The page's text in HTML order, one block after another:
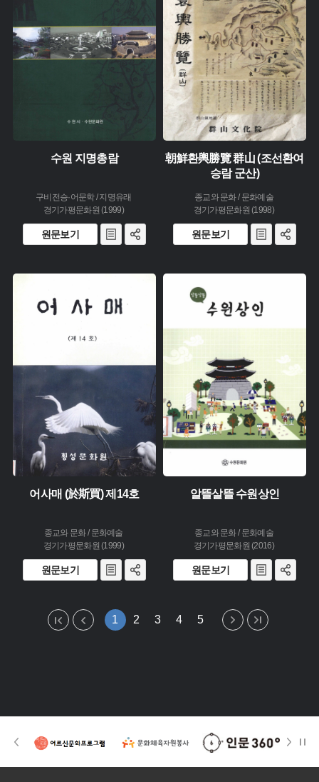
소장 :
수원 지명총람
구비전승·어문학 / 지명유래
경기가평문화원 (1999)
원문보기
유형 :
생산 :
소장 :
朝鮮환輿勝覽 群山 (조선환여
승람 군산)
종교와 문화 / 문화예술
경기가평문화원 (1998)
원문보기
어사매 (於斯買) 제14호
종교와 문화 / 문화예술
경기가평문화원 (1999)
원문보기
유형 :
생산 :
소장 :
알뜰살뜰 수원상인
종교와 문화 / 문화예술
경기가평문화원 (2016)
원문보기
1 2 3 4 5